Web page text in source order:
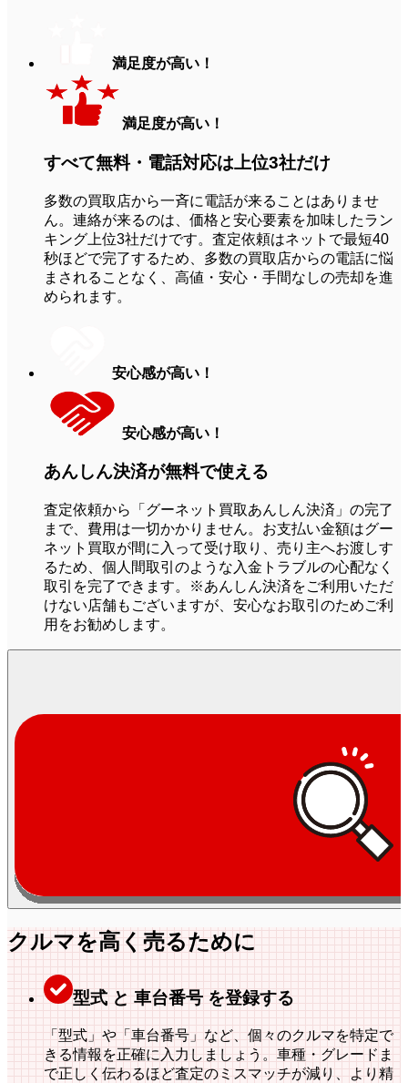
満足度が高い！
満足度が高い！
すべて無料・ 電話対応は上位3社だけ
多数の買取店から一斉に電話が来ることはありませ
ん。連絡が来るのは、価格と安心要素を加味したラン
キング上位3社だけです。査定依頼はネットで最短40
秒ほどで完了するため、多数の買取店からの電話に悩
まされることなく、高値・安心・手間なしの売却を進
められます。
安心感が高い！
安心感が高い！
あんしん決済が無料で使える
査定依頼から「グーネット買取あんしん決済」の完了
まで、費用は一切かかりません。お支払い金額はグー
ネット買取が間に入って受け取り、売り主へお渡しす
るため、個人間取引のような入金トラブルの心配なく
取引を完了できます。
※あんしん決済をご利用いただ
けない店舗もございますが、安心なお取引のためご利
用をお勧めします。
クルマを高く売るために
型式 と 車台番号 を登録する
「型式」や「車台番号」など、個々のクルマを特定で
きる情報を正確に入力しましょう。車種・グレードま
で正しく伝わるほど査定のミスマッチが減り、より精